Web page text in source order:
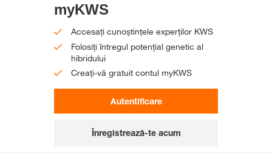
myKWS
Accesați cunoștințele experților KWS
Folosiți întregul potențial genetic al
hibridului
Creați-vă gratuit contul myKWS
Autentificare
Înregistrează-te acum